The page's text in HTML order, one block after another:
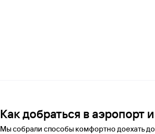
Как добраться в аэропорт
Мы собрали способы комфортно доехать